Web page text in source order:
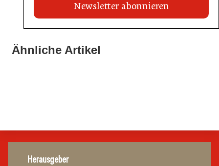
Newsletter abonnieren
Ähnliche Artikel
Travel Start-up Night 2026: Beste Tourismus-Idee
Herausgeber